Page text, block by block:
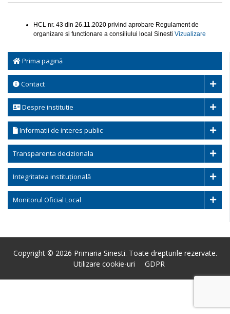
Prima pagină
Contact
Despre institutie
Informatii de interes public
Transparenta decizionala
Integritatea instituțională
Monitorul Oficial Local
HCL nr. 43 din 26.11.2020 privind aprobare Regulament de
organizare si functionare a consiliului local Sinesti Vizualizare
Copyright © 2026 Primaria Sinesti. Toate drepturile rezervate.
Utilizare cookie-uri
GDPR